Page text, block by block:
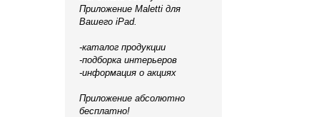
Приложение Maletti для
Вашего iPad.
-каталог продукции
-подборка интерьеров
-информация о акциях
Приложение абсолютно
бесплатно!